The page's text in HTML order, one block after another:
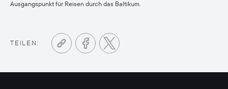
Ausgangspunkt für Reisen durch das Baltikum.
TEILEN: